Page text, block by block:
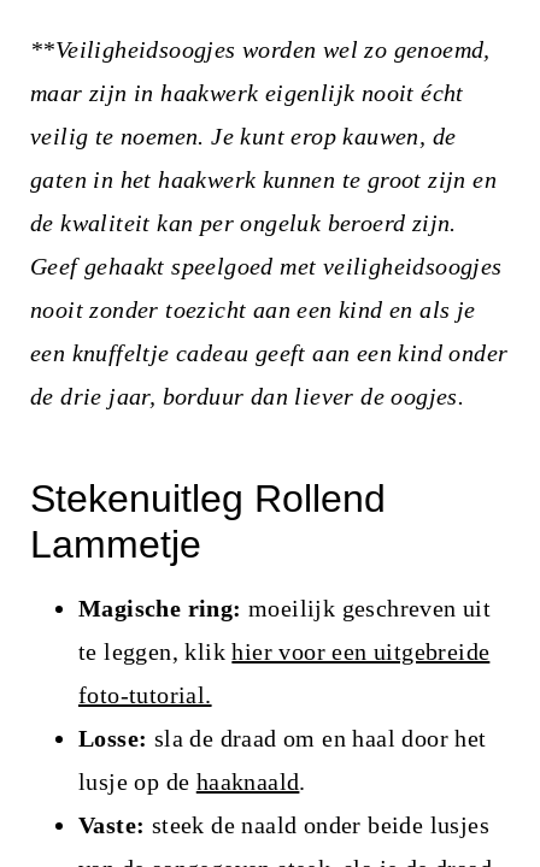
**Veiligheidsoogjes worden wel zo genoemd,
maar zijn in haakwerk eigenlijk nooit écht
veilig te noemen. Je kunt erop kauwen, de
gaten in het haakwerk kunnen te groot zijn en
de kwaliteit kan per ongeluk beroerd zijn.
Geef gehaakt speelgoed met veiligheidsoogjes
nooit zonder toezicht aan een kind en als je
een knuffeltje cadeau geeft aan een kind onder
de drie jaar, borduur dan liever de oogjes.
Stekenuitleg Rollend
Lammetje
Magische ring: moeilijk geschreven uit
te leggen, klikhier voor een uitgebreide
foto-tutorial.
Losse: sla de draad om en haal door het
lusje op de haaknaald.
Vaste: steek de naald onder beide lusjes